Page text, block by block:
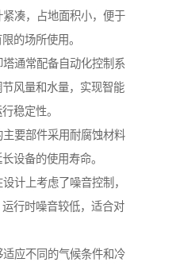
凑，占地面积小，便于
的场所使用。
通常配备自动化控制系
风量和水量，实现智能
稳定性。
要部件采用耐腐蚀材料
设备的使用寿命。
计上考虑了噪音控制，
行时噪音较低，适合对
应不同的气候条件和冷